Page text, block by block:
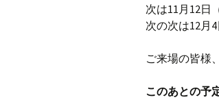
次は11月12日
次の次は12月
ご来場の皆様
このあとの予